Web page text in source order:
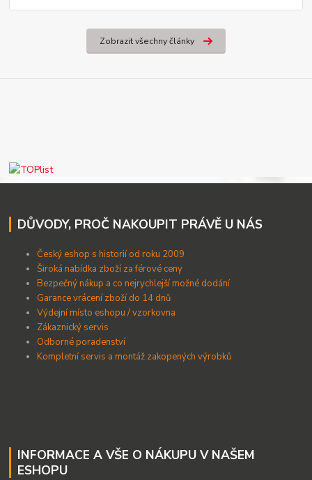
Zobrazit všechny články
DŮVODY, PROČ NAKOUPIT PRÁVĚ U NÁS
Český eshop s historií od roku 2009
Široká nabídka zboží za férové ceny
Bezpečný nákup a co nejrychlejší možné dodání
Garance vrácení zboží do 14 dnů
Výdejní místo eshopu / vzorkovna
Zákaznický servis
Odborné poradenství
Kompletní servis a montáž zakopených výrobků
INFORMACE A VŠE O NÁKUPU V NAŠEM
ESHOPU